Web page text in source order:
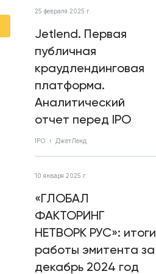
25 февраля 2025 г.
Jetlend. Первая
публичная
краудлендинговая
платформа.
Аналитический
отчет перед IPO
IPO ДжетЛенд
10 января 2025 г.
«ГЛОБАЛ
ФАКТОРИНГ
НЕТВОРК РУС»: итоги
работы эмитента за
декабрь 2024 год